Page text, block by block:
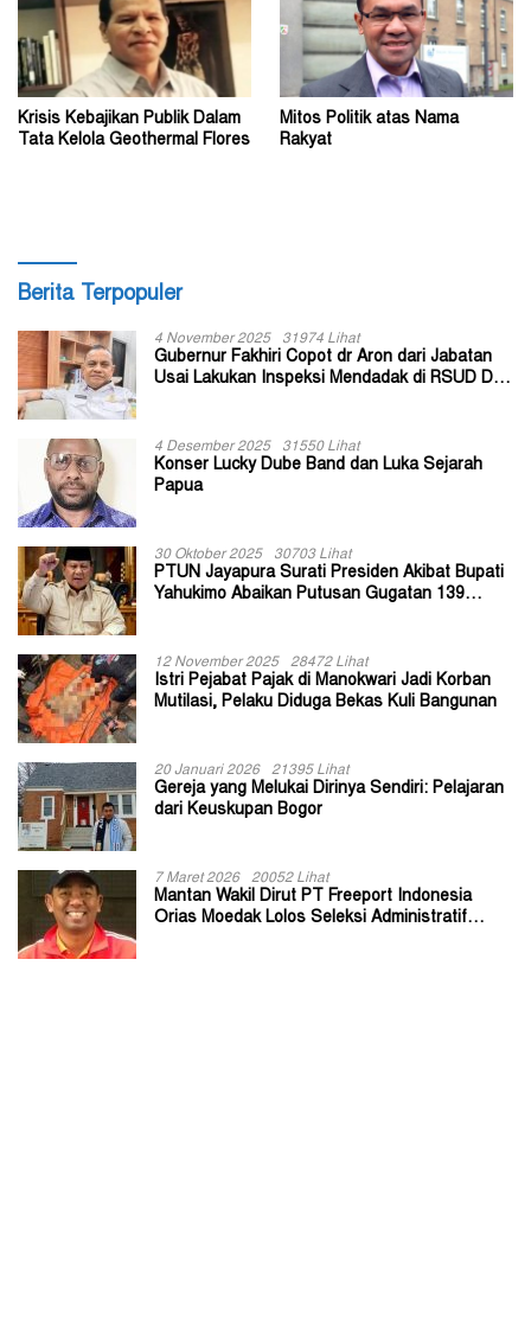
Krisis Kebajikan Publik Dalam
Tata Kelola Geothermal Flores
Mitos Politik atas Nama
Rakyat
Berita Terpopuler
4 November 2025 31974 Lihat
Gubernur Fakhiri Copot dr Aron dari Jabatan
Usai Lakukan Inspeksi Mendadak di RSUD Dok
4 Desember 2025 31550 Lihat
Konser Lucky Dube Band dan Luka Sejarah
Papua
30 Oktober 2025 30703 Lihat
PTUN Jayapura Surati Presiden Akibat Bupati
Yahukimo Abaikan Putusan Gugatan 139
12 November 2025 28472 Lihat
Istri Pejabat Pajak di Manokwari Jadi Korban
Mutilasi, Pelaku Diduga Bekas Kuli Bangunan
20 Januari 2026 21395 Lihat
Gereja yang Melukai Dirinya Sendiri: Pelajaran
dari Keuskupan Bogor
7 Maret 2026 20052 Lihat
Mantan Wakil Dirut PT Freeport Indonesia
Orias Moedak Lolos Seleksi Administratif